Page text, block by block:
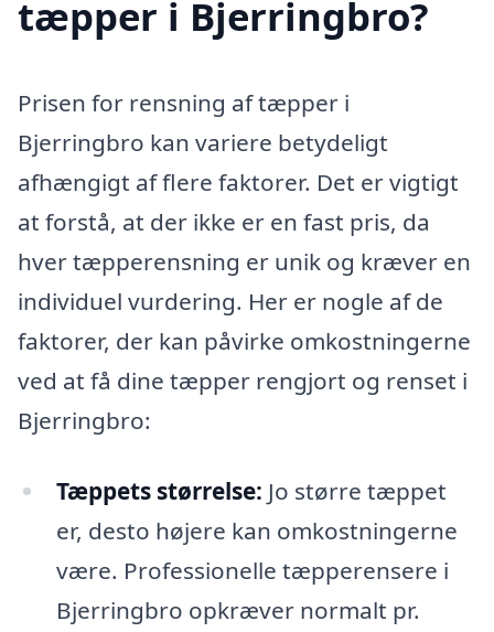
tæpper i Bjerringbro?
Prisen for rensning af tæpper i
Bjerringbro kan variere betydeligt
afhængigt af flere faktorer. Det er vigtigt
at forstå, at der ikke er en fast pris, da
hver tæpperensning er unik og kræver en
individuel vurdering. Her er nogle af de
faktorer, der kan påvirke omkostningerne
ved at få dine tæpper rengjort og renset i
Bjerringbro:
Tæppets størrelse: Jo større tæppet
er, desto højere kan omkostningerne
være. Professionelle tæpperensere i
Bjerringbro opkræver normalt pr.